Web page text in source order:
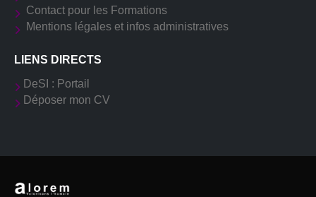
Contact pour les Formations
Mentions légales et infos administratives
LIENS DIRECTS
DeSI : Portail
Déposer mon CV